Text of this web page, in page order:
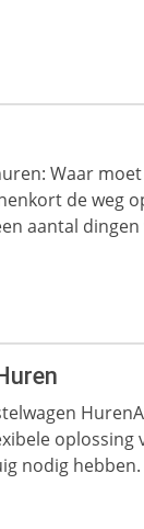
Waar
de weg
aantal dingen
oplossing
nodig